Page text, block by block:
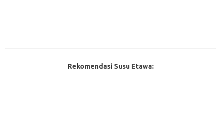
Rekomendasi Susu Etawa: